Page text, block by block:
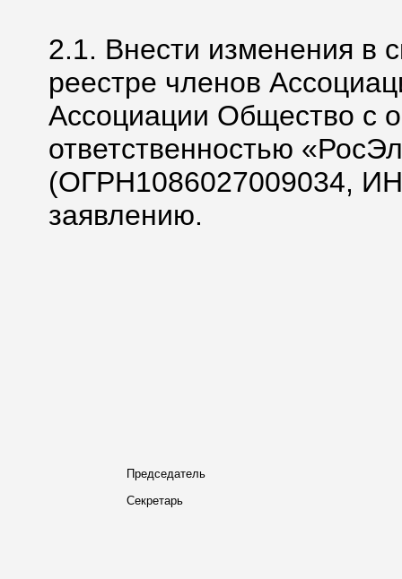
2.1. Внести изменения в
реестре членов
Ассоциации Общество с
ответственностью
(ОГРН1086027009034,
заявлению.
Председатель
Секретарь